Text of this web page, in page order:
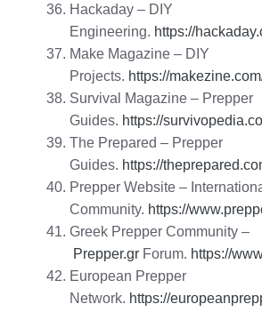
Hackaday – DIY
Engineering. https://
Make Magazine – DIY
Projects. https://
Survival Magazine – Prepper
Guides. https://
The Prepared – Prepper
Guides. https://
Prepper Website –
Community. https://
Greek Prepper Community –
Prepper.gr Forum. https://
European Prepper
Network. https://